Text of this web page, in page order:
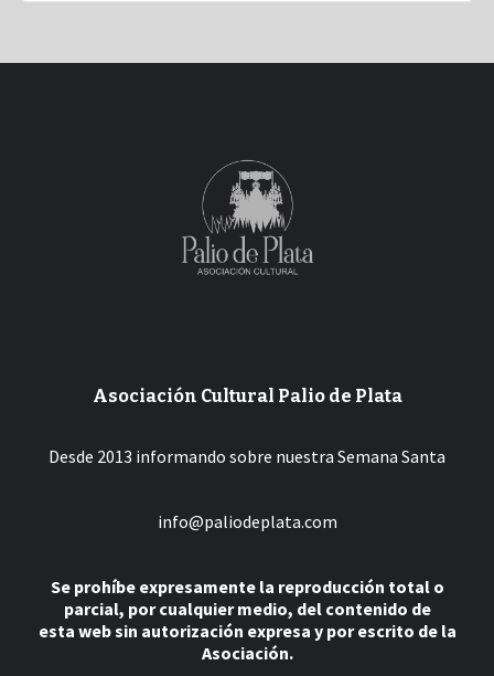
Asociación Cultural Palio de Plata
Desde 2013 informando sobre nuestra Semana Santa
info@paliodeplata.com
Se prohíbe expresamente la reproducción total o
parcial, por cualquier medio, del contenido de
esta web sin autorización expresa y por escrito de la
Asociación.